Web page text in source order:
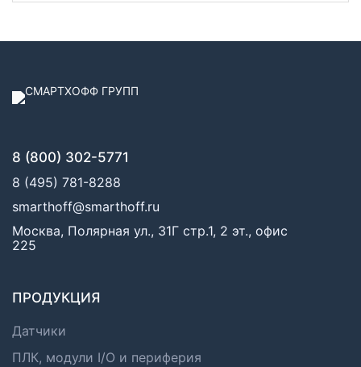
8 (800) 302-5771
8 (495) 781-8288
smarthoff@smarthoff.ru
Москва, Полярная ул., 31Г стр.1, 2 эт., офис
225
ПРОДУКЦИЯ
Датчики
ПЛК, модули I/O и периферия